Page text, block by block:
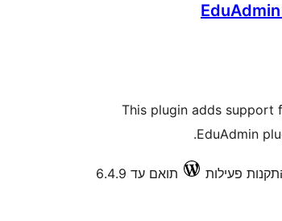
This plugin adds support
EduAdmin
תואם עד 6.4.9